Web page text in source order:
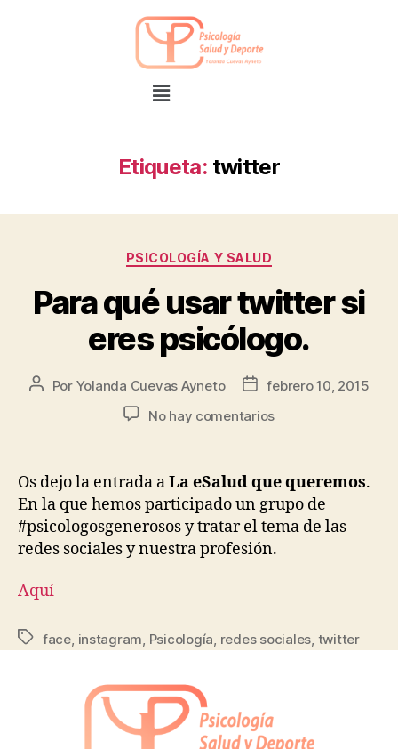
Etiqueta: twitter
PSICOLOGÍA Y SALUD
Para qué usar twitter si
eres psicólogo.
Por Yolanda Cuevas Ayneto
febrero 10, 2015
No hay comentarios
Os dejo la entrada aLa eSalud que queremos.
En la que hemos participado un grupo de
#psicologosgenerosos y tratar el tema de las
redes sociales y nuestra profesión.
Aquí
face, instagram, Psicología, redes sociales, twitter